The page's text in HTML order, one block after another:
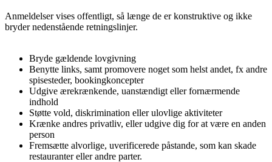
Anmeldelser vises offentligt, så længe de er konstruktive og ikke
bryder nedenstående retningslinjer.
Bryde gældende lovgivning
Benytte links, samt promovere noget som helst andet, fx andre
spisesteder, bookingkoncepter
Udgive ærekrænkende, uanstændigt eller fornærmende
indhold
Støtte vold, diskrimination eller ulovlige aktiviteter
Krænke andres privatliv, eller udgive dig for at være en anden
person
Fremsætte alvorlige, uverificerede påstande, som kan skade
restauranter eller andre parter.